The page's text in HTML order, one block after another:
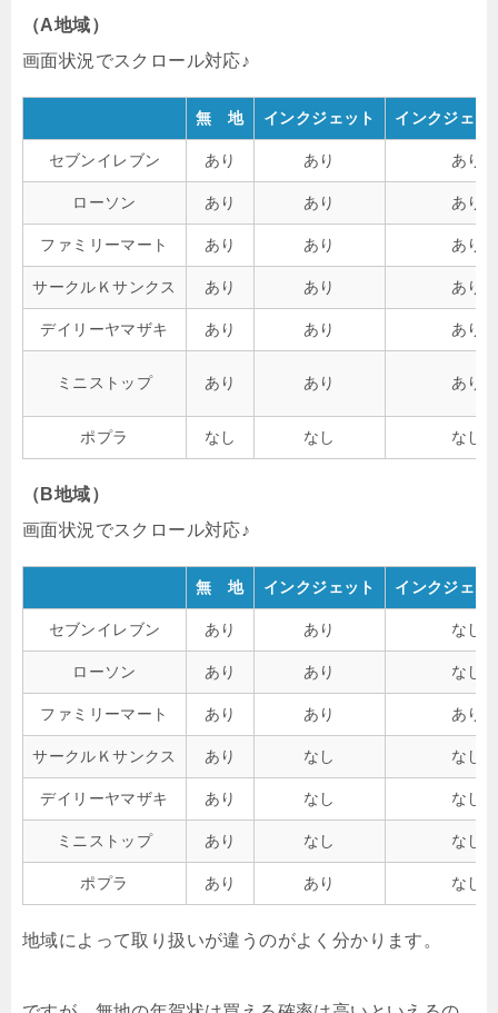
（A地域）
無 地 インクジェット インクジェッ
セブンイレブン あり あり あり
ローソン あり あり あり
ファミリーマート あり あり あり
サークルＫサンクス あり あり あり
デイリーヤマザキ あり あり あり
ミニストップ あり あり あり
ポプラ なし なし なし
（B地域）
無 地 インクジェット インクジェッ
セブンイレブン あり あり なし
ローソン あり あり なし
ファミリーマート あり あり あり
サークルＫサンクス あり なし なし
デイリーヤマザキ あり なし なし
ミニストップ あり なし なし
ポプラ あり あり なし
地域によって取り扱いが違うのがよく分かります。